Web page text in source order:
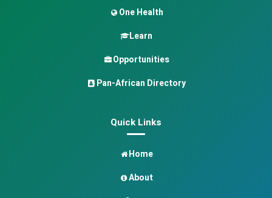
One Health
Learn
Opportunities
Pan-African Directory
Quick Links
Home
About